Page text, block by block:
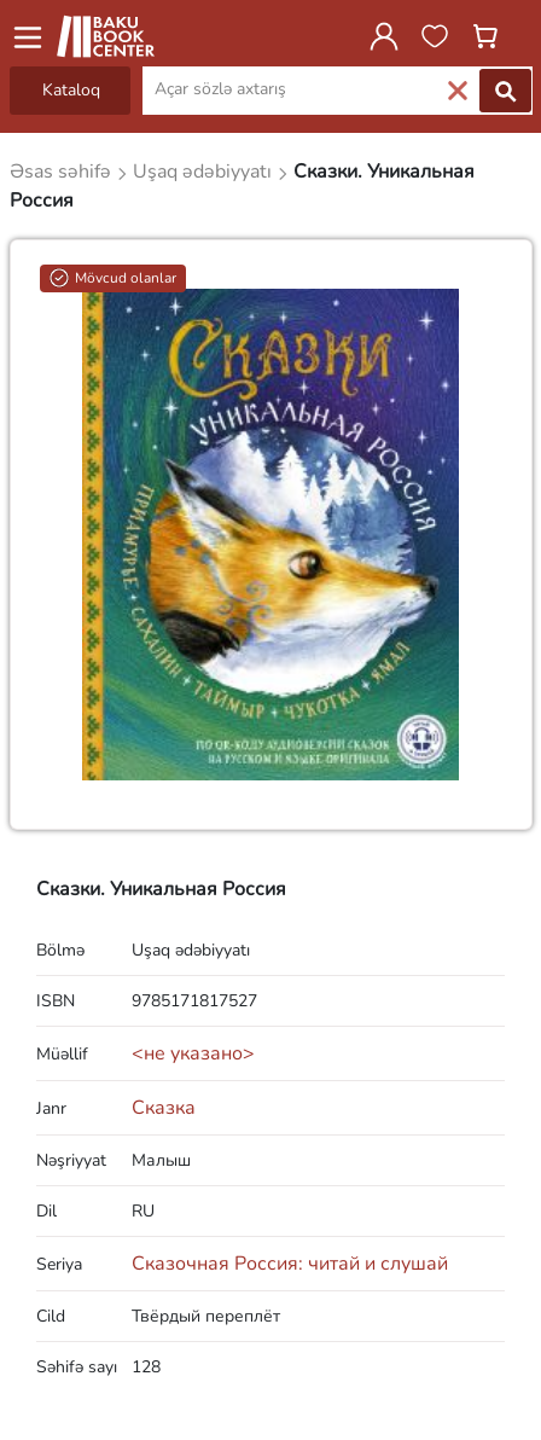
Kataloq
Əsas səhifə Uşaq ədəbiyyatı
Сказки. Уникальная
Россия
Mövcud olanlar
Сказки. Уникальная Россия
Bölmə Uşaq ədəbiyyatı
ISBN 9785171817527
Müəllif <не указано>
Janr Сказка
Nəşriyyat Малыш
Dil RU
Seriya Сказочная Россия: читай и слушай
Cild Твёрдый переплёт
Səhifə sayı 128